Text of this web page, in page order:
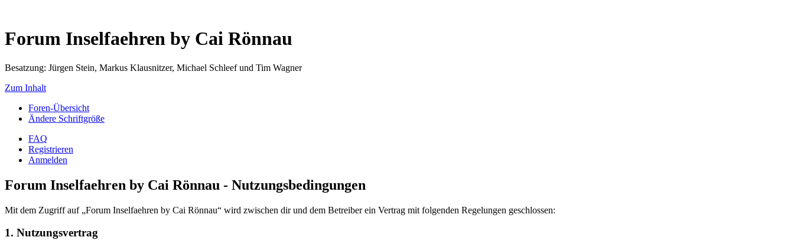
Forum Inselfaehren by Cai Rönnau
Besatzung: Jürgen Stein, Markus Klausnitzer, Michael Schleef und Tim Wagner
Zum Inhalt
Foren-Übersicht
Ändere Schriftgröße
FAQ
Registrieren
Anmelden
Forum Inselfaehren by Cai Rönnau - Nutzungsbedingungen
Mit dem Zugriff auf „Forum Inselfaehren by Cai Rönnau“ wird zwischen dir und dem Betreiber ein Vertrag mit folgenden Regelungen geschlossen:
1. Nutzungsvertrag